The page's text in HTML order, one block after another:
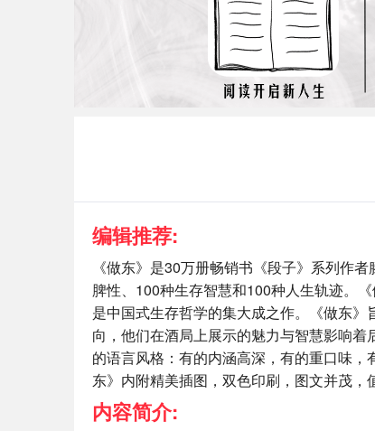
编辑推荐:
《做东》是30万册畅销书《段子》系列作
脾性、100种生存智慧和100种人生轨迹。
是中国式生存哲学的集大成之作。《做东
向，他们在酒局上展示的魅力与智慧影响
的语言风格：有的内涵高深，有的重口味
东》内附精美插图，双色印刷，图文并茂，
内容简介: